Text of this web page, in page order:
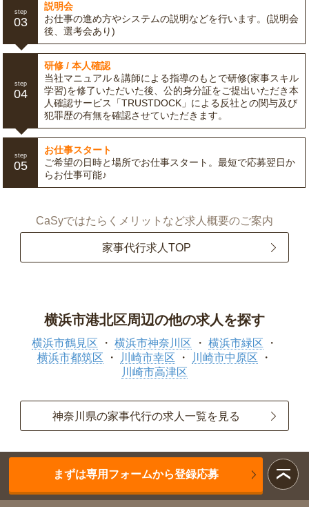
step
03
説明会
お仕事の進め方やシステムの説明などを行います。(説明会
後、選考会あり)
step
04
研修 / 本人確認
当社マニュアル＆講師による指導のもとで研修(家事スキル
学習)を修了いただいた後、公的身分証をご提出いただき本
人確認サービス「TRUSTDOCK」による反社との関与及び
犯罪歴の有無を確認させていただきます。
step
05
お仕事スタート
ご希望の日時と場所でお仕事スタート。最短で応募翌日か
らお仕事可能♪
CaSyではたらくメリットなど求人概要のご案内
家事代行求人TOP
横浜市港北区周辺の他の求人を探す
横浜市鶴見区 横浜市神奈川区
横浜市緑区
横浜市都筑区
川崎市幸区
川崎市中原区
川崎市高津区
神奈川県の家事代行の求人一覧を見る
まずは専用フォームから登録応募